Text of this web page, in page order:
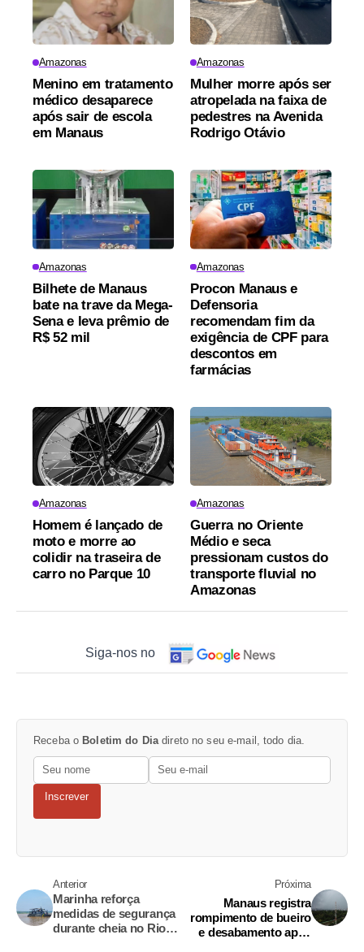
Amazonas
Menino em tratamento
médico desaparece
após sair de escola
em Manaus
Amazonas
Mulher morre após ser
atropelada na faixa de
pedestres na Avenida
Rodrigo Otávio
Amazonas
Bilhete de Manaus
bate na trave da Mega-
Sena e leva prêmio de
R$ 52 mil
Amazonas
Procon Manaus e
Defensoria
recomendam fim da
exigência de CPF para
descontos em
farmácias
Amazonas
Homem é lançado de
moto e morre ao
colidir na traseira de
carro no Parque 10
Amazonas
Guerra no Oriente
Médio e seca
pressionam custos do
transporte fluvial no
Amazonas
Siga-nos no
Receba o Boletim do Diadireto no seu e-mail, todo dia.
Inscrever
Anterior
Marinha reforça
medidas de segurança
durante cheia no Rio
Próxima
Manaus registra
rompimento de bueiro
e desabamento após